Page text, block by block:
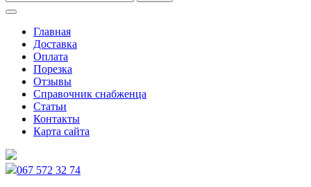
Главная
Доставка
Оплата
Порезка
Отзывы
Справочник снабженца
Статьи
Контакты
Карта сайта
067 572 32 74